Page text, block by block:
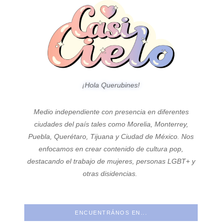
¡Hola Querubines!
Medio independiente con presencia en diferentes
ciudades del país tales como Morelia, Monterrey,
Puebla, Querétaro, Tijuana y Ciudad de México. Nos
enfocamos en crear contenido de cultura pop,
destacando el trabajo de mujeres, personas LGBT+ y
otras disidencias.
ENCUENTRÁNOS EN...